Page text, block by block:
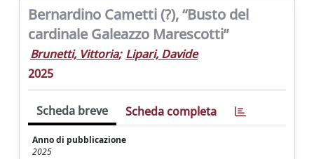
Bernardino Cametti (?), “Busto del
cardinale Galeazzo Marescotti”
Brunetti, Vittoria; Lipari, Davide
2025
Scheda breve Scheda completa
Anno di pubblicazione
2025